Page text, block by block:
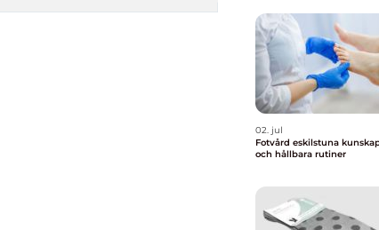
02. jul
Fotvård eskilstuna kunskap, omtanke
och hållbara rutiner